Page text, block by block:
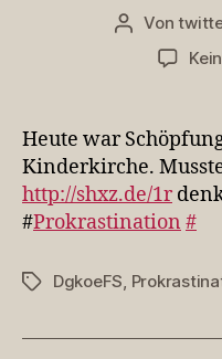
Von
Heute war
Kinderkirche.
http://shxz.de/1r
#Prokrastination #
Schlagwörter
DgkoeFS